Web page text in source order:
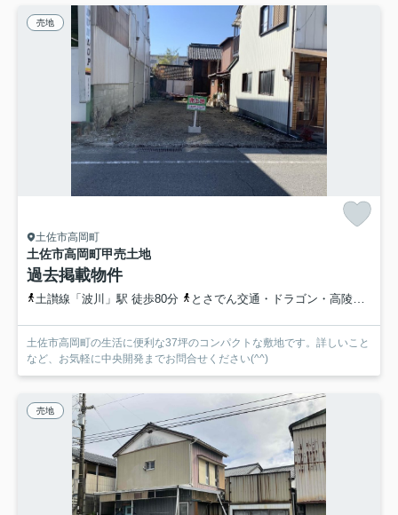
売地
土佐市高岡町
土佐市高岡町甲売土地
過去掲載物件
土讃線「波川」駅 徒歩80分 とさでん交通・ドラゴン・高陵「長谷寄通」バス停下車 徒歩4分
土佐市高岡町の生活に便利な37坪のコンパクトな敷地です。詳しいこと
など、お気軽に中央開発までお問合せください(^^)
売地